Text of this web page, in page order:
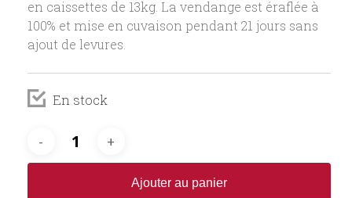
en caissettes de 13kg. La vendange est éraflée à
100% et mise en cuvaison pendant 21 jours sans
ajout de levures.
En stock
Ajouter au panier